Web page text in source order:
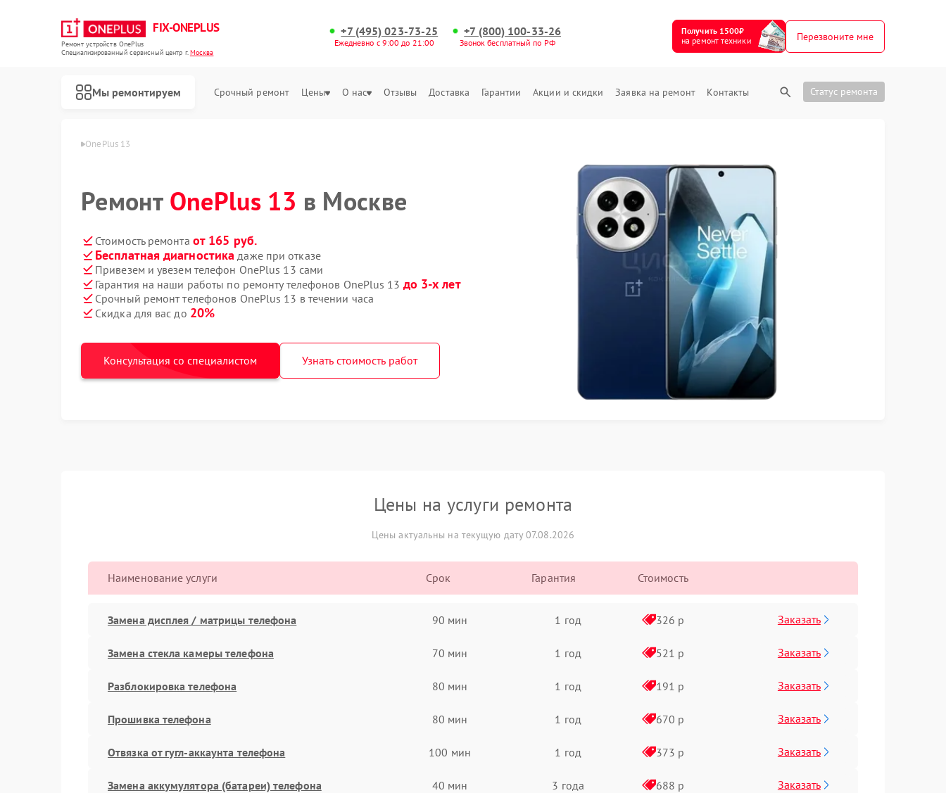
FIX-ONEPLUS
Ремонт устройств OnePlus
Специализированный cервисный центр г.Москва
+7 (495) 023-73-25
Ежедневно с 9:00 до 21:00
+7 (800) 100-33-26
Звонок бесплатный по РФ
Получить 1500₽
на ремонт техники
Перезвоните мне
Мы ремонтируем Срочный ремонт Цены О нас Отзывы Доставка Гарантии Акции и скидки Заявка на ремонт Контакты Статус ремонта
Телефон OnePlus OnePlus 13
Ремонт OnePlus 13 в Москве
Стоимость ремонта от 165 руб.
Бесплатная диагностика даже при отказе
Привезем и увезем телефон OnePlus 13 сами
Гарантия на наши работы по ремонту телефонов OnePlus 13 до 3-х лет
Срочный ремонт телефонов OnePlus 13 в течении часа
Скидка для вас до 20%
Консультация со специалистом Узнать стоимость работ
Цены на услуги ремонта
Цены актуальны на текущую дату 07.08.2026
Наименование услуги Срок Гарантия Стоимость
Замена дисплея / матрицы телефона 90 мин 1 год 326 р Заказать
Замена стекла камеры телефона 70 мин 1 год 521 р Заказать
Разблокировка телефона 80 мин 1 год 191 р Заказать
Прошивка телефона 80 мин 1 год 670 р Заказать
Отвязка от гугл-аккаунта телефона 100 мин 1 год 373 р Заказать
Замена аккумулятора (батареи) телефона 40 мин 3 года 688 р Заказать